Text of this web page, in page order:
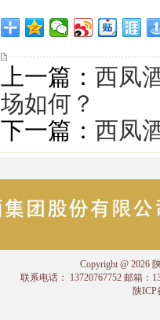
上一篇： 西凤
场如何？
下一篇： 西凤
Copyright @ 2026
联系电话： 13720767752 邮箱：
陕ICP